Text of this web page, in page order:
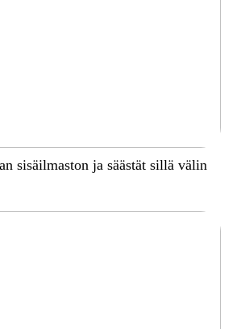
sisäilmaston ja säästät sillä välin